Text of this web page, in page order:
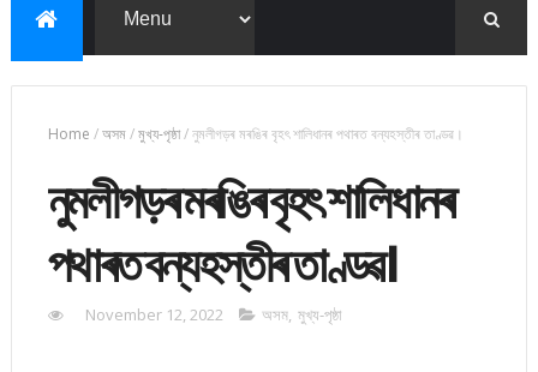
Home /অসম/মুখ্য-পৃষ্ঠা/নুমলীগড়ৰ মৰঙিৰ বৃহৎ শালিধানৰ পথাৰত বন্যহস্তীৰ তাণ্ডৱ।
নুমলীগড়ৰ মৰঙিৰ বৃহৎ শালিধানৰ
পথাৰত বন্যহস্তীৰ তাণ্ডৱ।
November 12, 2022 অসম, মুখ্য-পৃষ্ঠা